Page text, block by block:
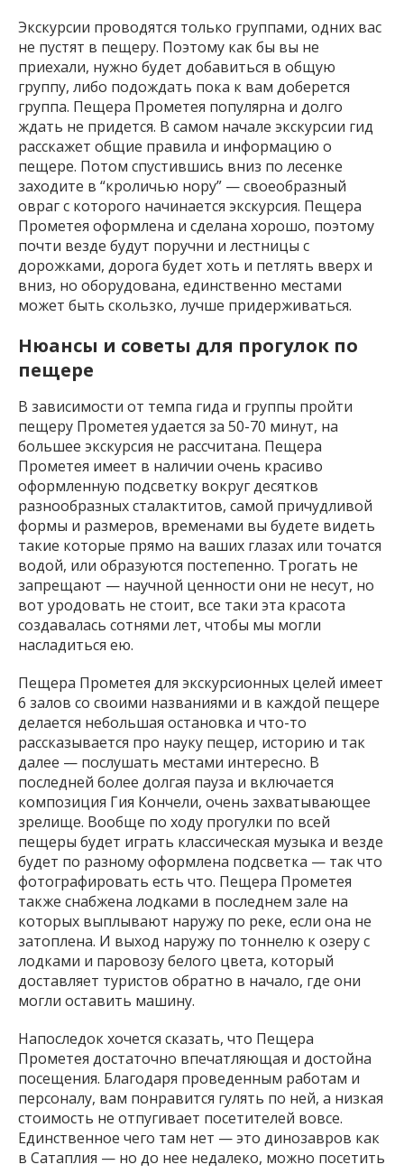
Экскурсии проводятся только группами, одних вас
не пустят в пещеру. Поэтому как бы вы не
приехали, нужно будет добавиться в общую
группу, либо подождать пока к вам доберется
группа. Пещера Прометея популярна и долго
ждать не придется. В самом начале экскурсии гид
расскажет общие правила и информацию о
пещере. Потом спустившись вниз по лесенке
заходите в “кроличью нору” — своеобразный
овраг с которого начинается экскурсия. Пещера
Прометея оформлена и сделана хорошо, поэтому
почти везде будут поручни и лестницы с
дорожками, дорога будет хоть и петлять вверх и
вниз, но оборудована, единственно местами
может быть скользко, лучше придерживаться.
Нюансы и советы для прогулок по
пещере
В зависимости от темпа гида и группы пройти
пещеру Прометея удается за 50-70 минут, на
большее экскурсия не рассчитана. Пещера
Прометея имеет в наличии очень красиво
оформленную подсветку вокруг десятков
разнообразных сталактитов, самой причудливой
формы и размеров, временами вы будете видеть
такие которые прямо на ваших глазах или точатся
водой, или образуются постепенно. Трогать не
запрещают — научной ценности они не несут, но
вот уродовать не стоит, все таки эта красота
создавалась сотнями лет, чтобы мы могли
насладиться ею.
Пещера Прометея для экскурсионных целей имеет
6 залов со своими названиями и в каждой пещере
делается небольшая остановка и что-то
рассказывается про науку пещер, историю и так
далее — послушать местами интересно. В
последней более долгая пауза и включается
композиция Гия Кончели, очень захватывающее
зрелище. Вообще по ходу прогулки по всей
пещеры будет играть классическая музыка и везде
будет по разному оформлена подсветка — так что
фотографировать есть что. Пещера Прометея
также снабжена лодками в последнем зале на
которых выплывают наружу по реке, если она не
затоплена. И выход наружу по тоннелю к озеру с
лодками и паровозу белого цвета, который
доставляет туристов обратно в начало, где они
могли оставить машину.
Напоследок хочется сказать, что Пещера
Прометея достаточно впечатляющая и достойна
посещения. Благодаря проведенным работам и
персоналу, вам понравится гулять по ней, а низкая
стоимость не отпугивает посетителей вовсе.
Единственное чего там нет — это динозавров как
в Сатаплия — но до нее недалеко, можно посетить